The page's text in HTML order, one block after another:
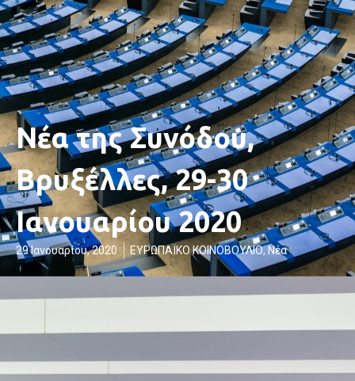
Νέα της Συνόδου,
Βρυξέλλες, 29-30
Ιανουαρίου 2020
29 Ιανουαρίου, 2020 ΕΥΡΩΠΑΪΚΟ ΚΟΙΝΟΒΟΥΛΙΟ, Νέα